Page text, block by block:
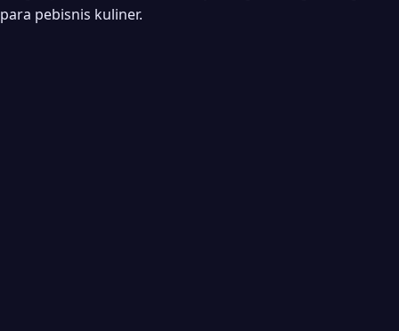
1. Unduh GoBiz di Google PlayStore
para pebisnis kuliner.